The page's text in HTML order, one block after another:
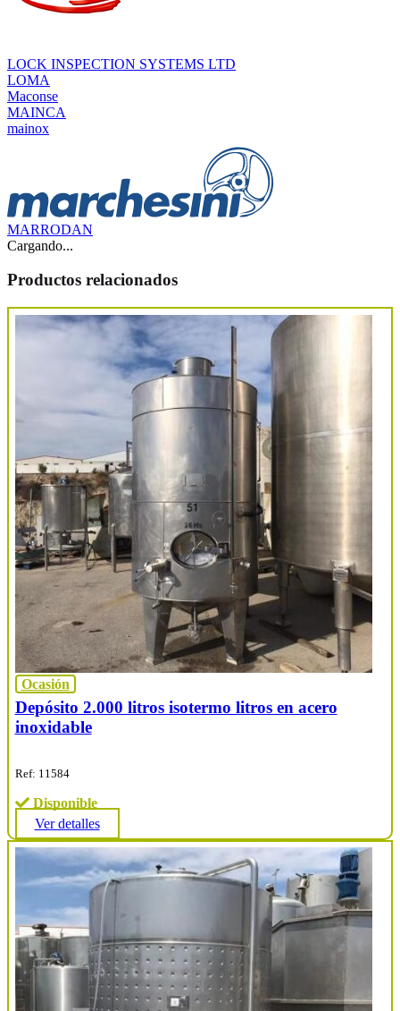
LOCK INSPECTION SYSTEMS LTD
LOMA
Maconse
MAINCA
mainox
MARRODAN
Cargando...
Productos relacionados
Ocasión
Depósito 2.000 litros isotermo litros en acero
inoxidable
Ref: 11584
Disponible
Ver detalles